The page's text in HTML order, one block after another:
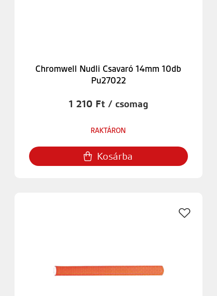
Chromwell Nudli Csavaró 14mm 10db
Pu27022
1 210 Ft / csomag
RAKTÁRON
Kosárba